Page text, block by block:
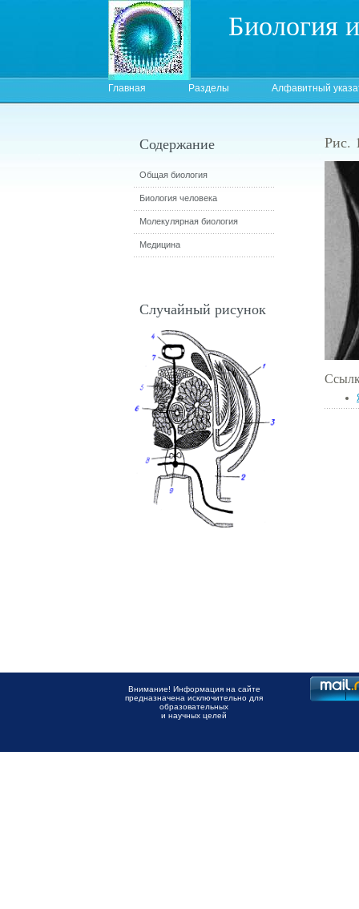
Биология
Главная Разделы Алфавитный
Рис.
Содержание
Общая биология
Биология человека
Молекулярная биология
Медицина
Случайный рисунок
Внимание! Информация на сайте
предназначена исключительно для
образовательных
и научных целей